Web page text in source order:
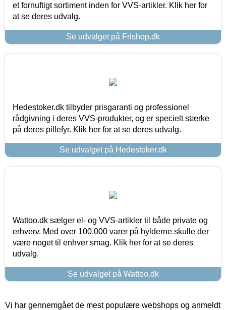
et fornuftigt sortiment inden for VVS-artikler. Klik her for
at se deres udvalg.
Se udvalget på Frishop.dk
Hedestoker.dk tilbyder prisgaranti og professionel
rådgivning i deres VVS-produkter, og er specielt stærke
på deres pillefyr. Klik her for at se deres udvalg.
Se udvalget på Hedestoker.dk
Wattoo.dk sælger el- og VVS-artikler til både private og
erhverv. Med over 100.000 varer på hylderne skulle der
være noget til enhver smag. Klik her for at se deres
udvalg.
Se udvalget på Wattoo.dk
Vi har gennemgået de mest populære webshops og anmeldt